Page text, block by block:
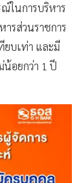
ในการบริหาร
รส่วนราชการ
ยบเท่า และมี
น้อยกว่า 1 ปี